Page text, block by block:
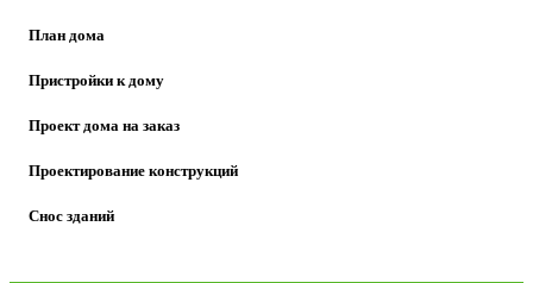
План дома
Пристройки к дому
Проект дома на заказ
Проектирование конструкций
Снос зданий